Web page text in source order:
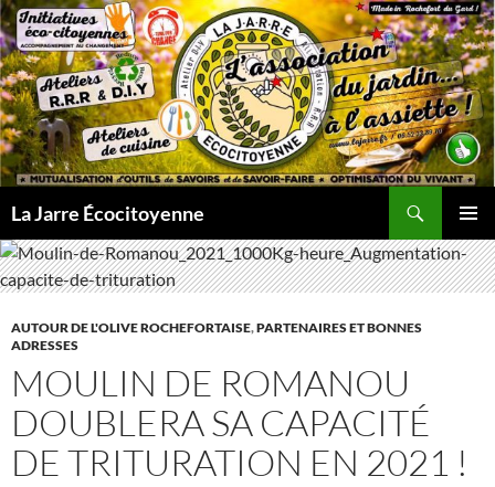
Aller
au
contenu
La Jarre Écocitoyenne
MENU
AUTOUR DE L'OLIVE ROCHEFORTAISE,PARTENAIRES ET BONNES
ADRESSES
MOULIN DE ROMANOU
DOUBLERA SA CAPACITÉ
DE TRITURATION EN 2021 !